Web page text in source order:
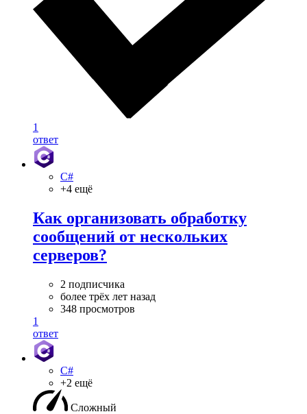
1
ответ
C#
+4 ещё
Как организовать обработку
сообщений от нескольких
серверов?
2 подписчика
более трёх лет назад
348 просмотров
1
ответ
C#
+2 ещё
Сложный